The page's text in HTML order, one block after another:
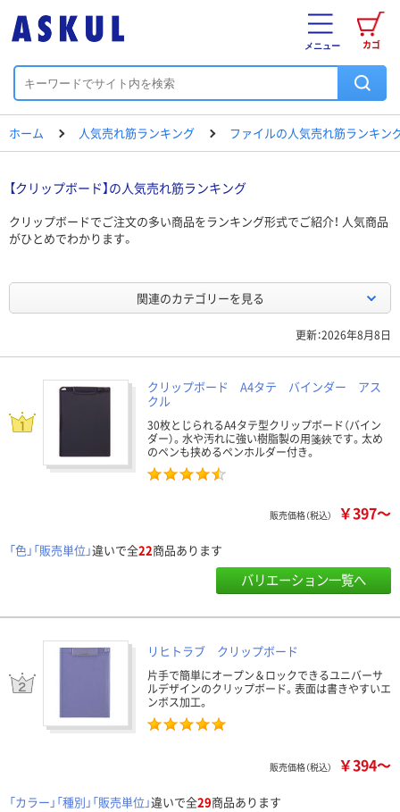
カゴ
メニュー
ホーム 人気売れ筋ランキング ファイルの人気売れ筋ランキン
【クリップボード】の人気売れ筋ランキング
クリップボードでご注文の多い商品をランキング形式でご紹介！ 人気商品
がひとめでわかります。
関連のカテゴリーを見る
更新：2026年8月8日
クリップボード A4タテ バインダー アス
クル
30枚とじられるA4タテ型クリップボード（バイン
ダー）。水や汚れに強い樹脂製の用箋鋏です。太め
のペンも挟めるペンホルダー付き。
販売価格（税込） ￥397～
「色」「販売単位」違いで全22商品あります
バリエーション一覧へ
リヒトラブ クリップボード
片手で簡単にオープン＆ロックできるユニバーサ
ルデザインのクリップボード。表面は書きやすいエ
ンボス加工。
販売価格（税込） ￥394～
「カラー」「種別」「販売単位」違いで全29商品あります